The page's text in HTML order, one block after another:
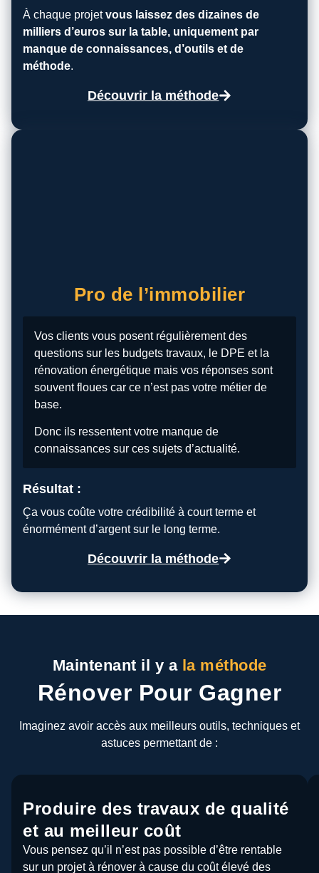
À chaque projetvous laissez des dizaines de
milliers d’euros sur la table, uniquement par
manque de connaissances, d’outils et de
méthode.
Découvrir la méthode
Pro de l’immobilier
Vos clients vous posent régulièrement des
questions sur les budgets travaux, le DPE et la
rénovation énergétique mais vos réponses sont
souvent floues car ce n’est pas votre métier de
base.
Donc ils ressentent votre manque de
connaissances sur ces sujets d’actualité.
Résultat :
Ça vous coûte votre crédibilité à court terme et
énormément d’argent sur le long terme.
Découvrir la méthode
Maintenant il y a la méthode
Rénover Pour Gagner
Imaginez avoir accès aux meilleurs outils, techniques et
astuces permettant de :
Produire des travaux de qualité
et au meilleur coût
Vous pensez qu’il n’est pas possible d’être rentable
sur un projet à rénover à cause du coût élevé des